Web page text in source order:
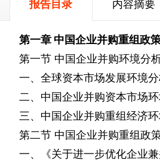
报告目录 内容摘要
第一章 中国企业并购重组政
第一节 中国企业并购环境分
一、全球资本市场发展环境
二、中国企业并购资本市场
三、中国企业并购重组经济
第二节 中国企业并购重组政
一、《关于进一步优化企业